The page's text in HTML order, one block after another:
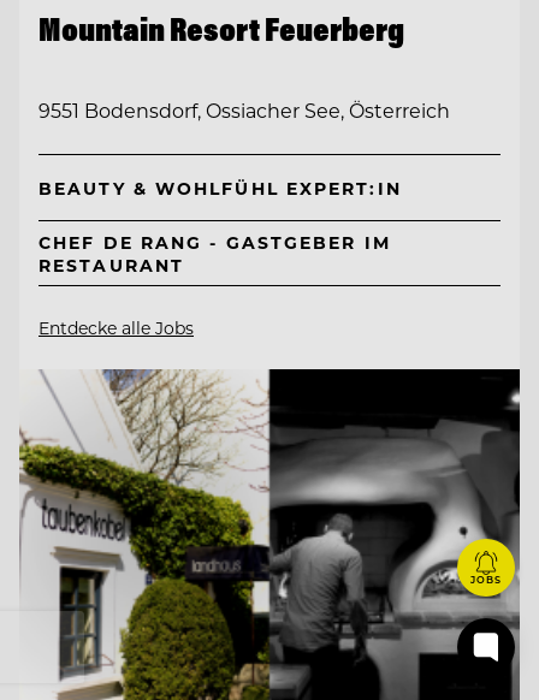
Mountain Resort Feuerberg
9551 Bodensdorf, Ossiacher See, Österreich
BEAUTY & WOHLFÜHL EXPERT:IN
CHEF DE RANG - GASTGEBER IM
RESTAURANT
Entdecke alle Jobs
JOBS